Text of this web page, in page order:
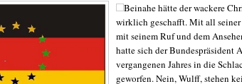
Beinahe hätte der wackere
wirklich geschafft. Mit all
mit seinem Ruf und dem
hatte sich der Bundespräsident
vergangenen Jahres in die
geworfen. Nein, Wulff, stehen